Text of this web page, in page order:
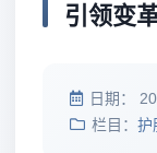
引领变
日期：
栏目： 护